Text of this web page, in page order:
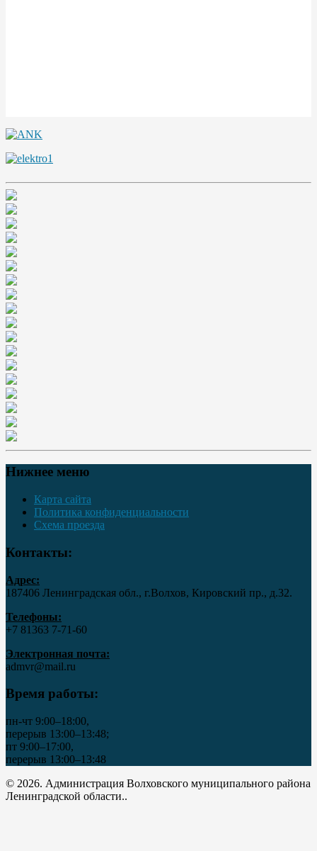
Нижнее меню
Карта сайта
Политика конфиденциальности
Схема проезда
Контакты:
Адрес:
187406 Ленинградская обл., г.Волхов, Кировский пр., д.32.
Телефоны:
+7 81363 7‑71-60
Электронная почта:
admvr@mail.ru
Время работы:
пн-чт 9:00–18:00,
перерыв 13:00–13:48;
пт 9:00–17:00,
перерыв 13:00–13:48
© 2026. Администрация Волховского муниципального района
Ленинградской области..